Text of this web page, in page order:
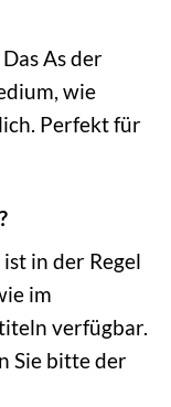
As der
wie
Perfekt für
in der Regel
im
verfügbar.
Sie bitte der